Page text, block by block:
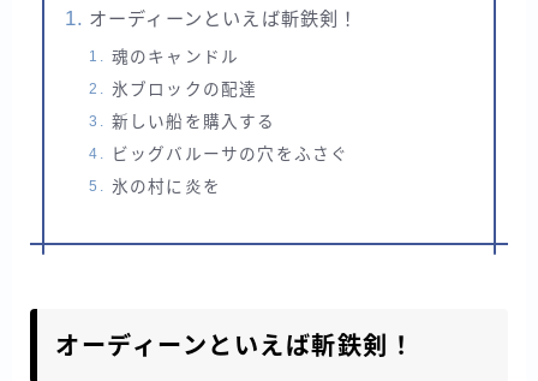
オーディーンといえば斬鉄剣！
魂のキャンドル
氷ブロックの配達
新しい船を購入する
ビッグバルーサの穴をふさぐ
氷の村に炎を
オーディーンといえば斬鉄剣！